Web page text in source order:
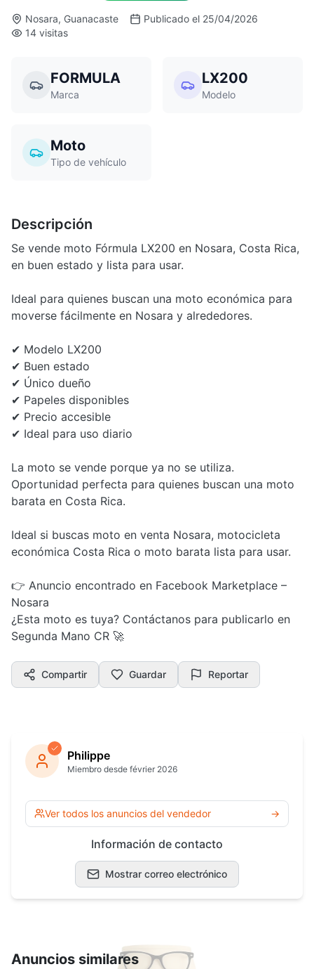
Nosara, Guanacaste
Publicado el 25/04/2026
14 visitas
FORMULA
Marca
LX200
Modelo
Moto
Tipo de vehículo
Descripción
Se vende moto Fórmula LX200 en Nosara, Costa Rica,
en buen estado y lista para usar.
Ideal para quienes buscan una moto económica para
moverse fácilmente en Nosara y alrededores.
✔ Modelo LX200
✔ Buen estado
✔ Único dueño
✔ Papeles disponibles
✔ Precio accesible
✔ Ideal para uso diario
La moto se vende porque ya no se utiliza.
Oportunidad perfecta para quienes buscan una moto
barata en Costa Rica.
Ideal si buscas moto en venta Nosara, motocicleta
económica Costa Rica o moto barata lista para usar.
👉 Anuncio encontrado en Facebook Marketplace –
Nosara
¿Esta moto es tuya? Contáctanos para publicarlo en
Segunda Mano CR 🚀
Compartir Guardar Reportar
Philippe
Miembro desde février 2026
Ver todos los anuncios del vendedor →
Información de contacto
Mostrar correo electrónico
Anuncios similares